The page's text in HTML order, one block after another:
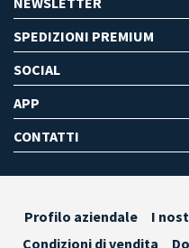
SPEDIZIONI PREMIUM
SOCIAL
APP
CONTATTI
Profilo aziendale I
Condizioni di vendita